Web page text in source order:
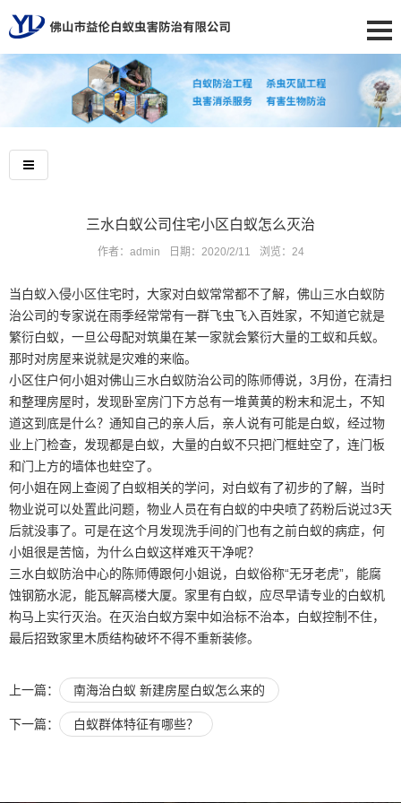
三水白蚁公司住宅小区白蚁怎么灭治
作者：admin 日期：2020/2/11 浏览： 24
当白蚁入侵小区住宅时，大家对白蚁常常都不了解， 佛山三水白蚁防
治公司的专家说在雨季经常常有一群飞虫飞入百姓家，不知道它就是
繁衍白蚁，一旦公母配对筑巢在某一家就会繁衍大量的工蚁和兵蚁。
那时对房屋来说就是灾难的来临。
小区住户何小姐对佛山三水白蚁防治公司的陈师傅说，3月份，在清扫
和整理房屋时，发现卧室房门下方总有一堆黄黄的粉末和泥土，不知
道这到底是什么？通知自己的亲人后，亲人说有可能是白蚁，经过物
业上门检查，发现都是白蚁，大量的白蚁不只把门框蛀空了，连门板
和门上方的墙体也蛀空了。
何小姐在网上查阅了白蚁相关的学问，对白蚁有了初步的了解，当时
物业说可以处置此问题，物业人员在有白蚁的中央喷了药粉后说过3天
后就没事了。可是在这个月发现洗手间的门也有之前白蚁的病症，何
小姐很是苦恼，为什么白蚁这样难灭干净呢？
三水白蚁防治中心的陈师傅跟何小姐说，白蚁俗称“无牙老虎”，能腐
蚀钢筋水泥，能瓦解高楼大厦。家里有白蚁，应尽早请专业的白蚁机
构马上实行灭治。在灭治白蚁方案中如治标不治本，白蚁控制不住，
最后招致家里木质结构破坏不得不重新装修。
上一篇： 南海治白蚁 新建房屋白蚁怎么来的
下一篇： 白蚁群体特征有哪些？